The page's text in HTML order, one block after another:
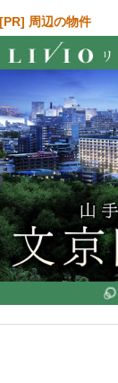
[PR] 周辺の物件